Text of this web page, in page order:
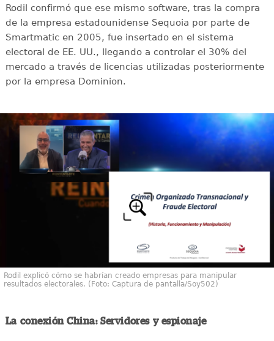
Rodil confirmó que ese mismo software, tras la compra
de la empresa estadounidense Sequoia por parte de
Smartmatic en 2005, fue insertado en el sistema
electoral de EE. UU., llegando a controlar el 30% del
mercado a través de licencias utilizadas posteriormente
por la empresa Dominion.
Rodil explicó cómo se habrían creado empresas para manipular
resultados electorales. (Foto: Captura de pantalla/Soy502)
La conexión China: Servidores y espionaje